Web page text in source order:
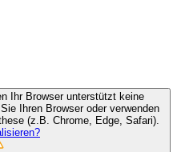
Ihr Browser unterstützt keine
Ihren Browser oder verwenden
(z.B. Chrome, Edge, Safari).